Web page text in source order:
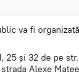
va fi
25 și 32 de pe
Alexe